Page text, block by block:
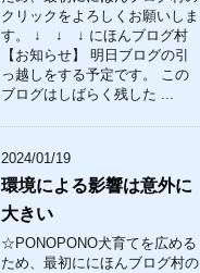
クリックをよろしくお願いしま
す。 ↓ ↓ ↓ にほんブログ村
【お知らせ】 明日ブログの引
っ越しをする予定です。 この
ブログはしばらく残した ...
2024/01/19
環境による影響は意外に
大きい
☆PONOPONO犬育てを広める
ため、最初ににほんブログ村の